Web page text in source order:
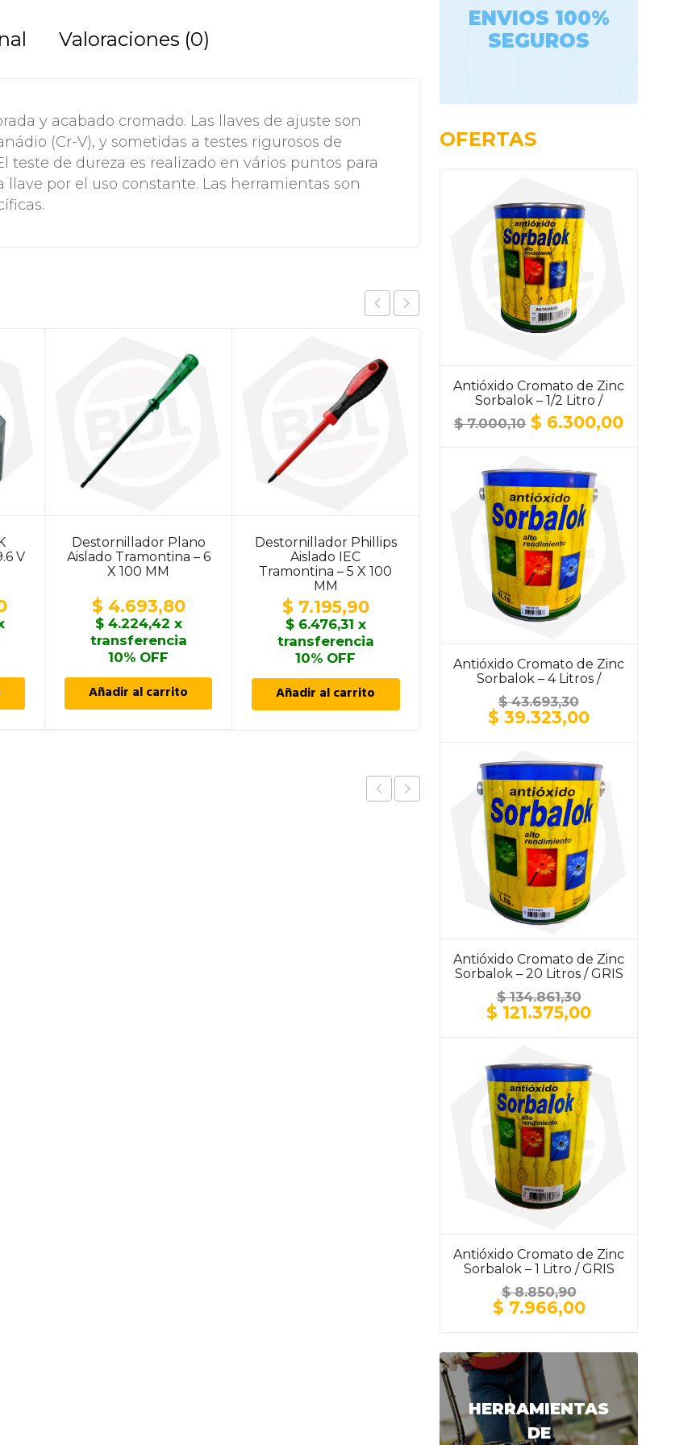
Valoraciones (0)
y acabado cromado. Las llaves de ajuste son
(Cr-V), y sometidas a testes rigurosos de
teste de dureza es realizado en vários puntos para
por el uso constante. Las herramientas son
V
Destornillador Plano
Aislado Tramontina – 6
X 100 MM
$ 4.693,80
$4.224,42 x
transferencia
10% OFF
Añadir al carrito
Destornillador Phillips
Aislado IEC
Tramontina – 5 X 100
MM
$ 7.195,90
$6.476,31 x
transferencia
10% OFF
Añadir al carrito
Destornillador Plano
Aislado IEC
Tramontina – 8 X 200
MM
11.521,00
10.368,90x
10% OFF
Añadir al carrito
ENVIOS 100%
SEGUROS
OFERTAS
Antióxido Cromato de Zinc
Sorbalok – 1/2 Litro /
ALUMINIO
$7.000,10 El
precio
era:
$ 7.000,10.
$ 6.300,00El
Antióxido Cromato de Zinc
Sorbalok – 4 Litros /
ALUMINIO
$43.693,30
El
precio
era:
$ 43.693,30.
$ 39.323,00El
es:
$ 39.323,00.
Antióxido Cromato de Zinc
Sorbalok – 20 Litros / GRIS
$134.861,30
El
precio
era:
$ 134.861,30.
$ 121.375,00El
es:
$
Antióxido Cromato de Zinc
Sorbalok – 1 Litro / GRIS
$8.850,90
El
precio
era:
$ 8.850,90.
$ 7.966,00El
es:
$ 7.966,00.
HERRAMIENTAS
DE